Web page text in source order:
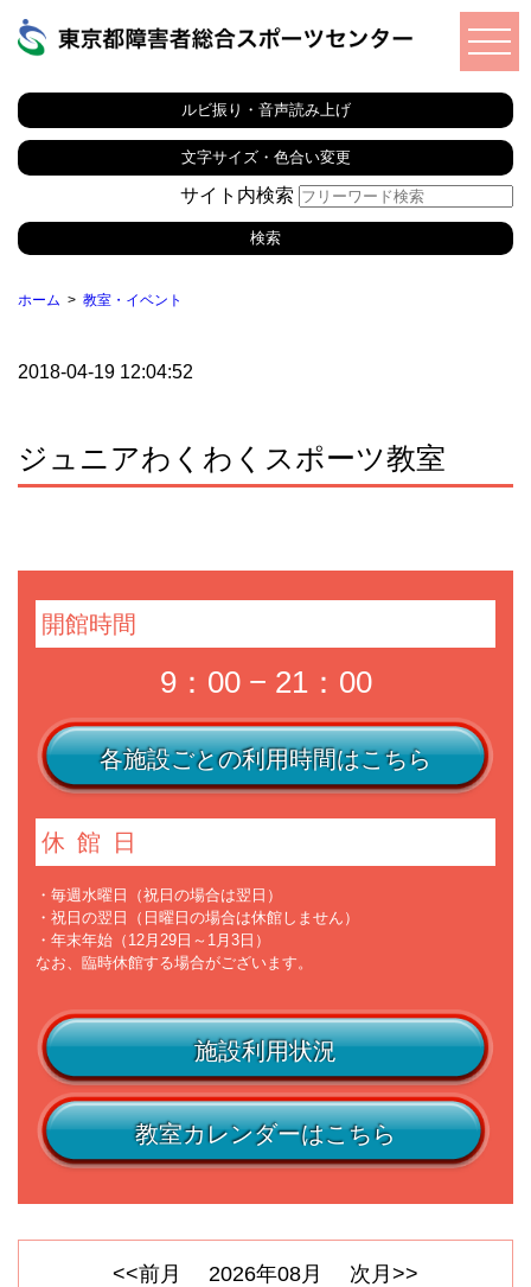
ルビ振り・音声読み上げ
文字サイズ・色合い変更
サイト内検索
ホーム 教室・イベント
2018-04-19 12:04:52
ジュニアわくわくスポーツ教室
開館時間
9：00 − 21：00
各施設ごとの利用時間はこちら
休館日
・毎週水曜日（祝日の場合は翌日）
・祝日の翌日（日曜日の場合は休館しません）
・年末年始（12月29日～1月3日）
なお、臨時休館する場合がございます。
施設利用状況
教室カレンダーはこちら
<<前月 2026年08月 次月>>